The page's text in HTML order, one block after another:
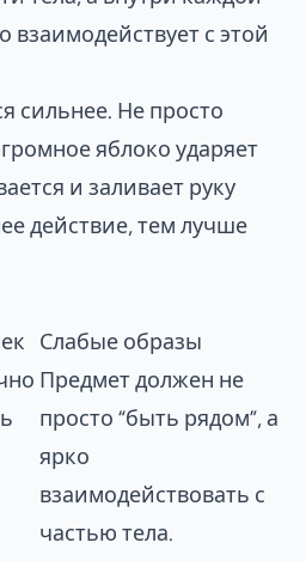
взаимодействует с этой
сильнее. Не просто
яблоко ударяет
и заливает руку
действие, тем лучше
Слабые образы
Предмет должен не
просто “быть рядом”, а
ярко
взаимодействовать с
частью тела.